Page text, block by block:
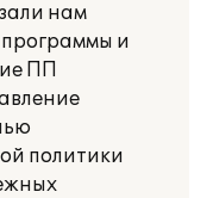
нам
и
ПП
политики